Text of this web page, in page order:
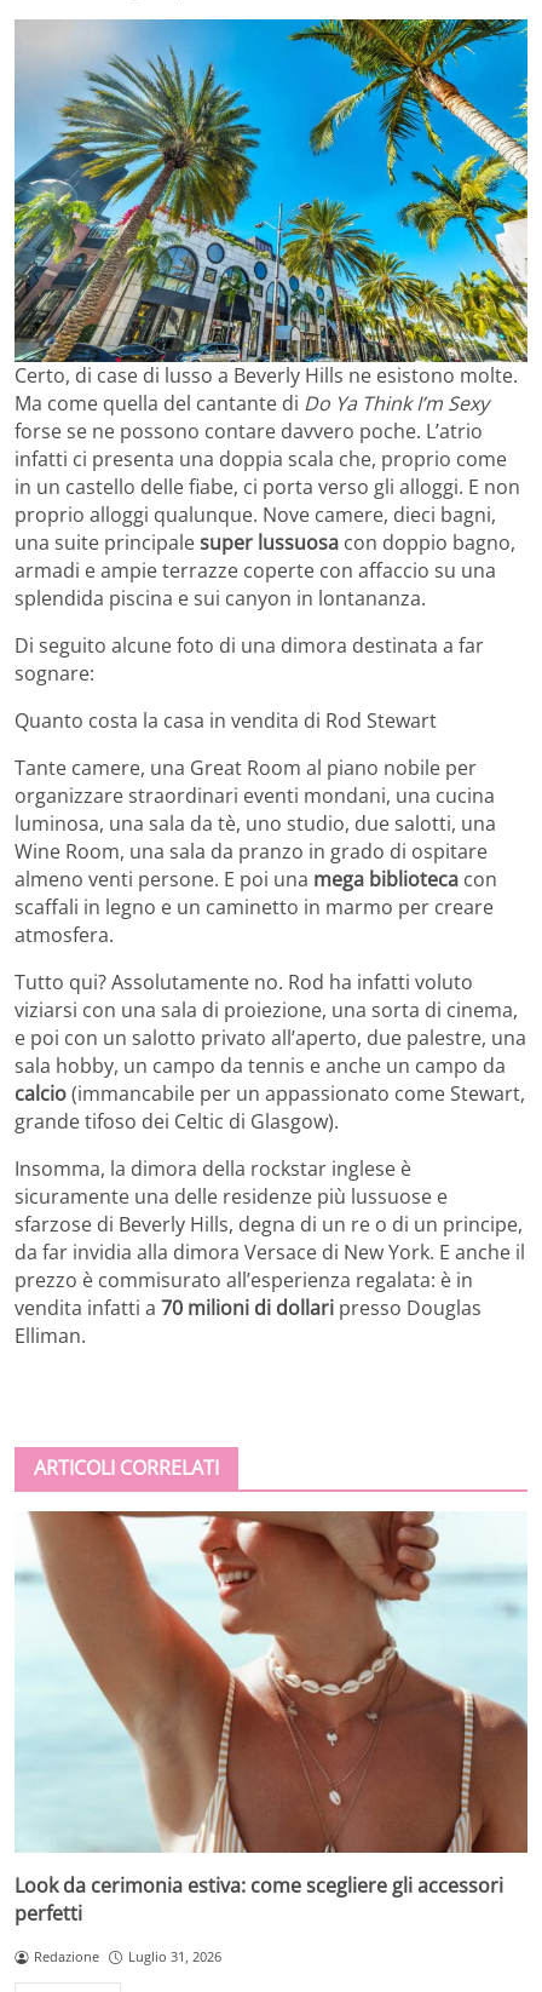
Certo, di case di lusso a Beverly Hills ne esistono molte.
Ma come quella del cantante di Do Ya Think I’m Sexy
forse se ne possono contare davvero poche. L’atrio
infatti ci presenta una doppia scala che, proprio come
in un castello delle fiabe, ci porta verso gli alloggi. E non
proprio alloggi qualunque. Nove camere, dieci bagni,
una suite principalesuper lussuosa con doppio bagno,
armadi e ampie terrazze coperte con affaccio su una
splendida piscina e sui canyon in lontananza.
Di seguito alcune foto di una dimora destinata a far
sognare:
Quanto costa la casa in vendita di Rod Stewart
Tante camere, una Great Room al piano nobile per
organizzare straordinari eventi mondani, una cucina
luminosa, una sala da tè, uno studio, due salotti, una
Wine Room, una sala da pranzo in grado di ospitare
almeno venti persone. E poi una mega biblioteca con
scaffali in legno e un caminetto in marmo per creare
atmosfera.
Tutto qui? Assolutamente no. Rod ha infatti voluto
viziarsi con una sala di proiezione, una sorta di cinema,
e poi con un salotto privato all’aperto, due palestre, una
sala hobby, un campo da tennis e anche un campo da
calcio(immancabile per un appassionato come Stewart,
grande tifoso dei Celtic di Glasgow).
Insomma, la dimora della rockstar inglese è
sicuramente una delle residenze più lussuose e
sfarzose di Beverly Hills, degna di un re o di un principe,
da far invidia alla dimora Versace di New York. E anche il
prezzo è commisurato all’esperienza regalata: è in
vendita infatti a 70 milioni di dollari presso Douglas
Elliman.
ARTICOLI CORRELATI
Look da cerimonia estiva: come scegliere gli accessori
perfetti
Redazione Luglio 31, 2026